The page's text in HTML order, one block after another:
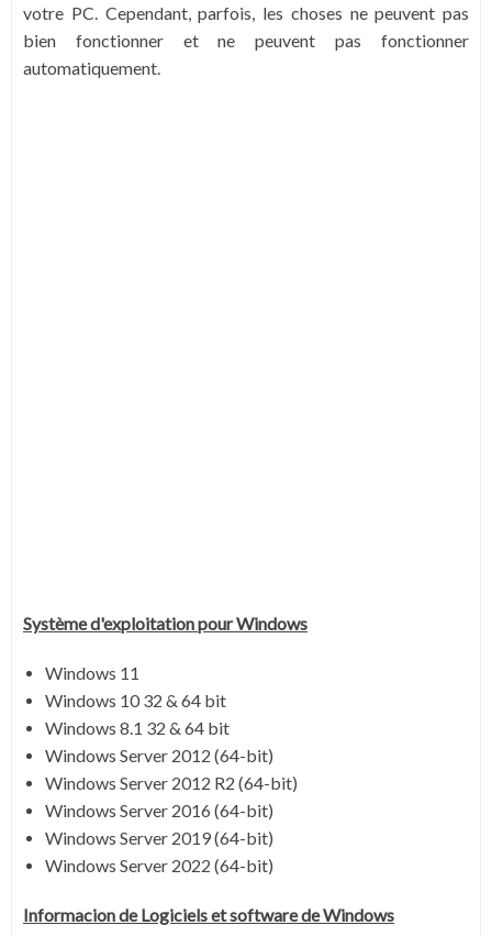
votre PC. Cependant, parfois, les choses ne peuvent pas
bien fonctionner et ne peuvent pas fonctionner
automatiquement.
Systèmed'exploitation pour Windows
Windows 11
Windows 10 32 & 64 bit
Windows 8.1 32 & 64 bit
Windows Server 2012 (64-bit)
Windows Server 2012 R2 (64-bit)
Windows Server 2016 (64-bit)
Windows Server 2019 (64-bit)
Windows Server 2022 (64-bit)
Informacion de Logiciels et software de Windows